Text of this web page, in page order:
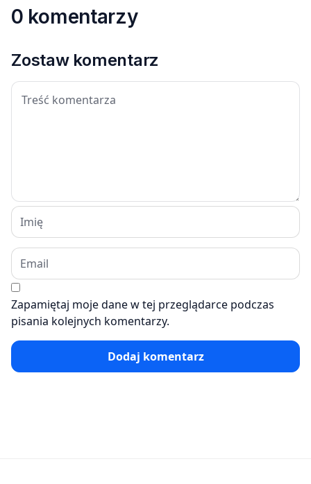
0 komentarzy
Zostaw komentarz
Zapamiętaj moje dane w tej przeglądarce podczas
pisania kolejnych komentarzy.
Dodaj komentarz